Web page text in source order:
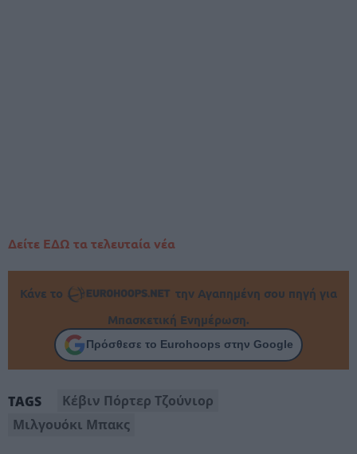
Δείτε ΕΔΩ τα τελευταία νέα
Κάνε το
την Αγαπημένη σου πηγή για
Μπασκετική Ενημέρωση.
Πρόσθεσε το Eurohoops στην Google
TAGS
Κέβιν Πόρτερ Τζούνιορ
Μιλγουόκι Μπακς